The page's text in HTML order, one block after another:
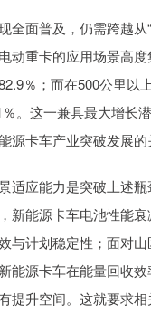
全面普及，仍需跨越从“
动重卡的应用场景高度
％；而在500公里以
。这一兼具最大增长
源卡车产业突破发展的
适应能力是突破上述瓶
新能源卡车电池性能
与计划稳定性；面对
能源卡车在能量回收
提升空间。这就要求